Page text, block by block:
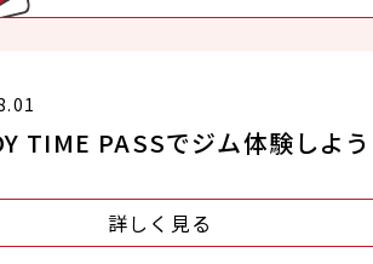
TIME PASSでジム体験しよ
詳しく見る